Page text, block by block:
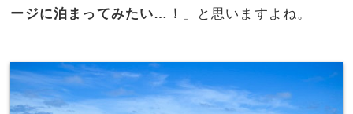
ージに泊まってみたい…！
」と思いますよね。